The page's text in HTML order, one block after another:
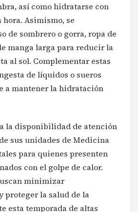
así como hidratarse con
hora. Asimismo, se
de sombrero o gorra, ropa de
manga larga para reducir la
al sol. Complementar estas
de líquidos o sueros
a mantener la hidratación
la disponibilidad de atención
sus unidades de Medicina
para quienes presenten
con el golpe de calor.
minimizar
proteger la salud de la
esta temporada de altas